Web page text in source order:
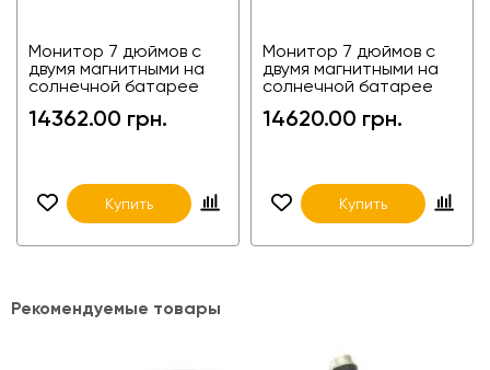
Монитор 7 дюймов с
двумя магнитными на
солнечной батарее
FA7W08-2
14362.00 грн.
Купить
Монитор 7 дюймов с
двумя магнитными на
солнечной батарее
FA7W06-2
14620.00 грн.
Купить
Рекомендуемые товары